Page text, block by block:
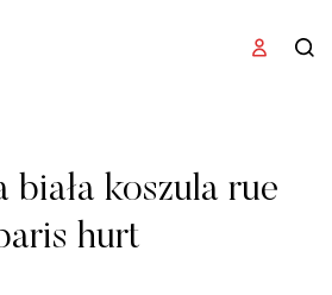
biała koszula rue
hurt